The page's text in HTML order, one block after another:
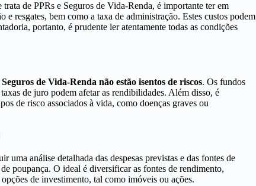
de PPRs e Seguros de Vida-Renda, é importante ter em
e resgates, bem como a taxa de administração. Estes custos podem
portanto, é prudente ler atentamente todas as condições
Seguros de Vida-Renda não estão isentos de riscos. Os fundos
de juro podem afetar as rendibilidades. Além disso, é
de risco associados à vida, como doenças graves ou
análise detalhada das despesas previstas e das fontes de
poupança. O ideal é diversificar as fontes de rendimento,
de investimento, tal como imóveis ou ações.